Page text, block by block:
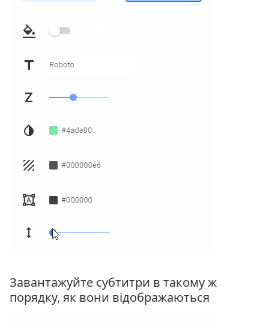
Завантажуйте субтитри в такому ж
порядку, як вони відображаються